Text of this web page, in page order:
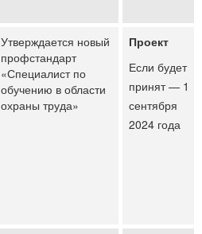
Утверждается новый
профстандарт
«Специалист по
обучению в области
охраны труда»
Проект
Если будет
принят — 1
сентября
2024 года